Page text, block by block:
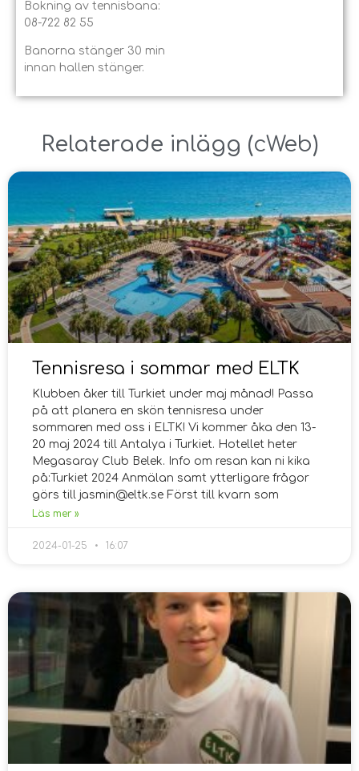
Bokning av tennisbana:
08-722 82 55
Banorna stänger 30 min
innan hallen stänger.
Relaterade inlägg ​(cWeb)
Tennisresa i sommar med ELTK
Klubben åker till Turkiet under maj månad! Passa
på att planera en skön tennisresa under
sommaren med oss i ELTK! Vi kommer åka den 13-
20 maj 2024 till Antalya i Turkiet. Hotellet heter
Megasaray Club Belek. Info om resan kan ni kika
på:Turkiet 2024 Anmälan samt ytterligare frågor
görs till jasmin@eltk.se Först till kvarn som
Läs mer »
2024-01-25 16:07